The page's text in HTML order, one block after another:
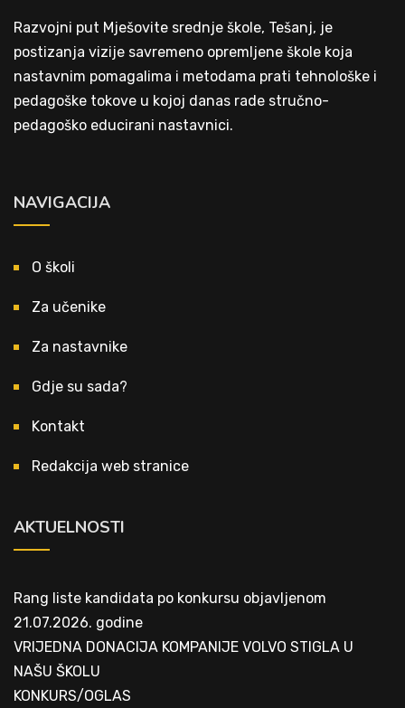
Razvojni put Mješovite srednje škole, Tešanj, je
postizanja vizije savremeno opremljene škole koja
nastavnim pomagalima i metodama prati tehnološke i
pedagoške tokove u kojoj danas rade stručno-
pedagoško educirani nastavnici.
NAVIGACIJA
O školi
Za učenike
Za nastavnike
Gdje su sada?
Kontakt
Redakcija web stranice
AKTUELNOSTI
Rang liste kandidata po konkursu objavljenom
21.07.2026. godine
VRIJEDNA DONACIJA KOMPANIJE VOLVO STIGLA U
NAŠU ŠKOLU
KONKURS/OGLAS